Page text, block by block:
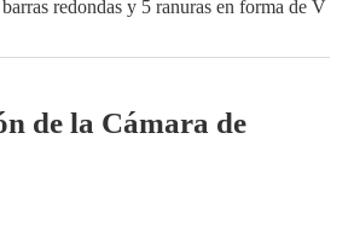
redondas y 5 ranuras en forma de V
de la Cámara de